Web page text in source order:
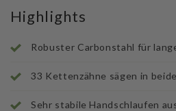
Highlights
Robuster Carbonstahl für
33 Kettenzähne sägen in
Sehr stabile Handschlaufen